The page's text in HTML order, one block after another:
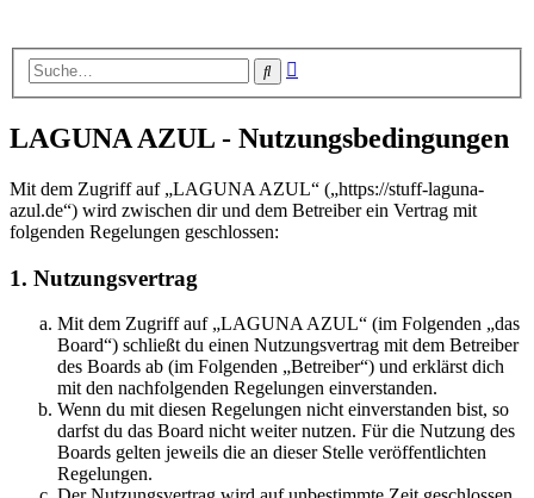
Suche
LAGUNA AZUL - Nutzungsbedingungen
Mit dem Zugriff auf „LAGUNA AZUL“ („https://stuff-laguna-
azul.de“) wird zwischen dir und dem Betreiber ein Vertrag mit
folgenden Regelungen geschlossen:
1. Nutzungsvertrag
Mit dem Zugriff auf „LAGUNA AZUL“ (im Folgenden „das
Board“) schließt du einen Nutzungsvertrag mit dem Betreiber
des Boards ab (im Folgenden „Betreiber“) und erklärst dich
mit den nachfolgenden Regelungen einverstanden.
Wenn du mit diesen Regelungen nicht einverstanden bist, so
darfst du das Board nicht weiter nutzen. Für die Nutzung des
Boards gelten jeweils die an dieser Stelle veröffentlichten
Regelungen.